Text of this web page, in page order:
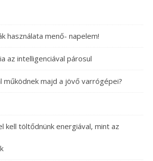
használata menő- napelem!
az intelligenciával párosul
működnek majd a jövő varrógépei?
kell töltődnünk energiával, mint az